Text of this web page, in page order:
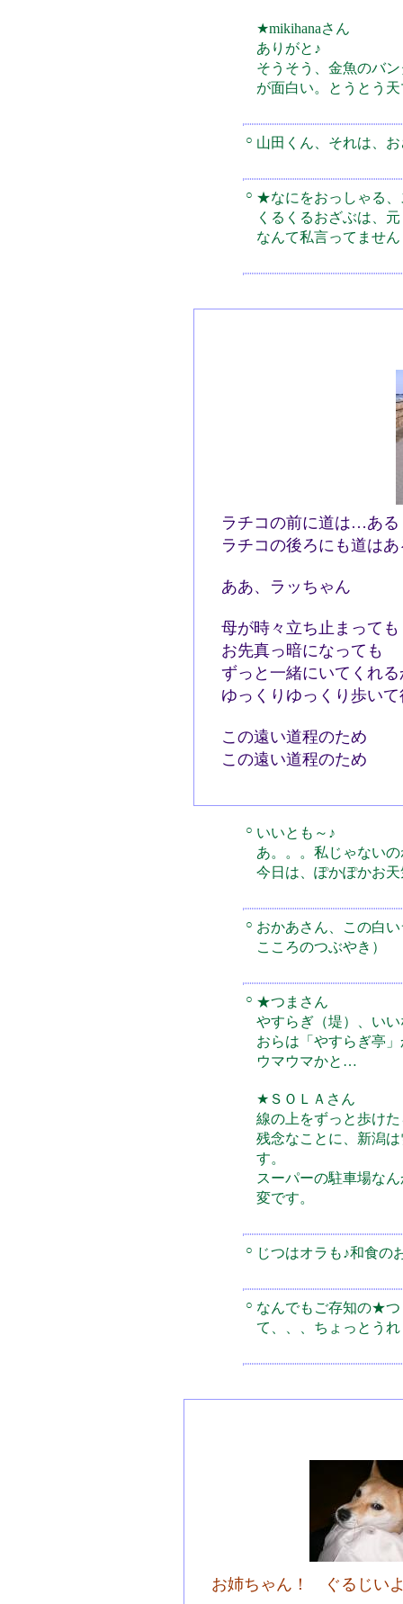
★mikihanaさん
ありがと♪
そうそう、金魚のバ
が面白い。とうとう
○ 山田くん、それは、
○ ★なにをおっしゃる
くるくるおざぶは、
なんて私言ってませ
ラチコの前に道は…ある
ラチコの後ろにも道は
ああ、ラッちゃん
母が時々立ち止まっても
お先真っ暗になっても
ずっと一緒にいてくれ
ゆっくりゆっくり歩い
この遠い道程のため
この遠い道程のため
○ いいとも～♪
あ。。。私じゃない
今日は、ぽかぽかお
○ おかあさん、この白
こころのつぶやき）
○ ★つまさん
やすらぎ（堤）、い
おらは「やすらぎ亭
ウマウマかと…
★ＳＯＬＡさん
線の上をずっと歩け
残念なことに、新潟
す。
スーパーの駐車場な
変です。
○ じつはオラも♪和食の
○ なんでもご存知の★つ
て、、、ちょっとう
お姉ちゃん！ ぐるじい